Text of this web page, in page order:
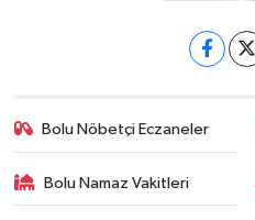
Bolu Nöbetçi Eczaneler
Bolu Namaz Vakitleri